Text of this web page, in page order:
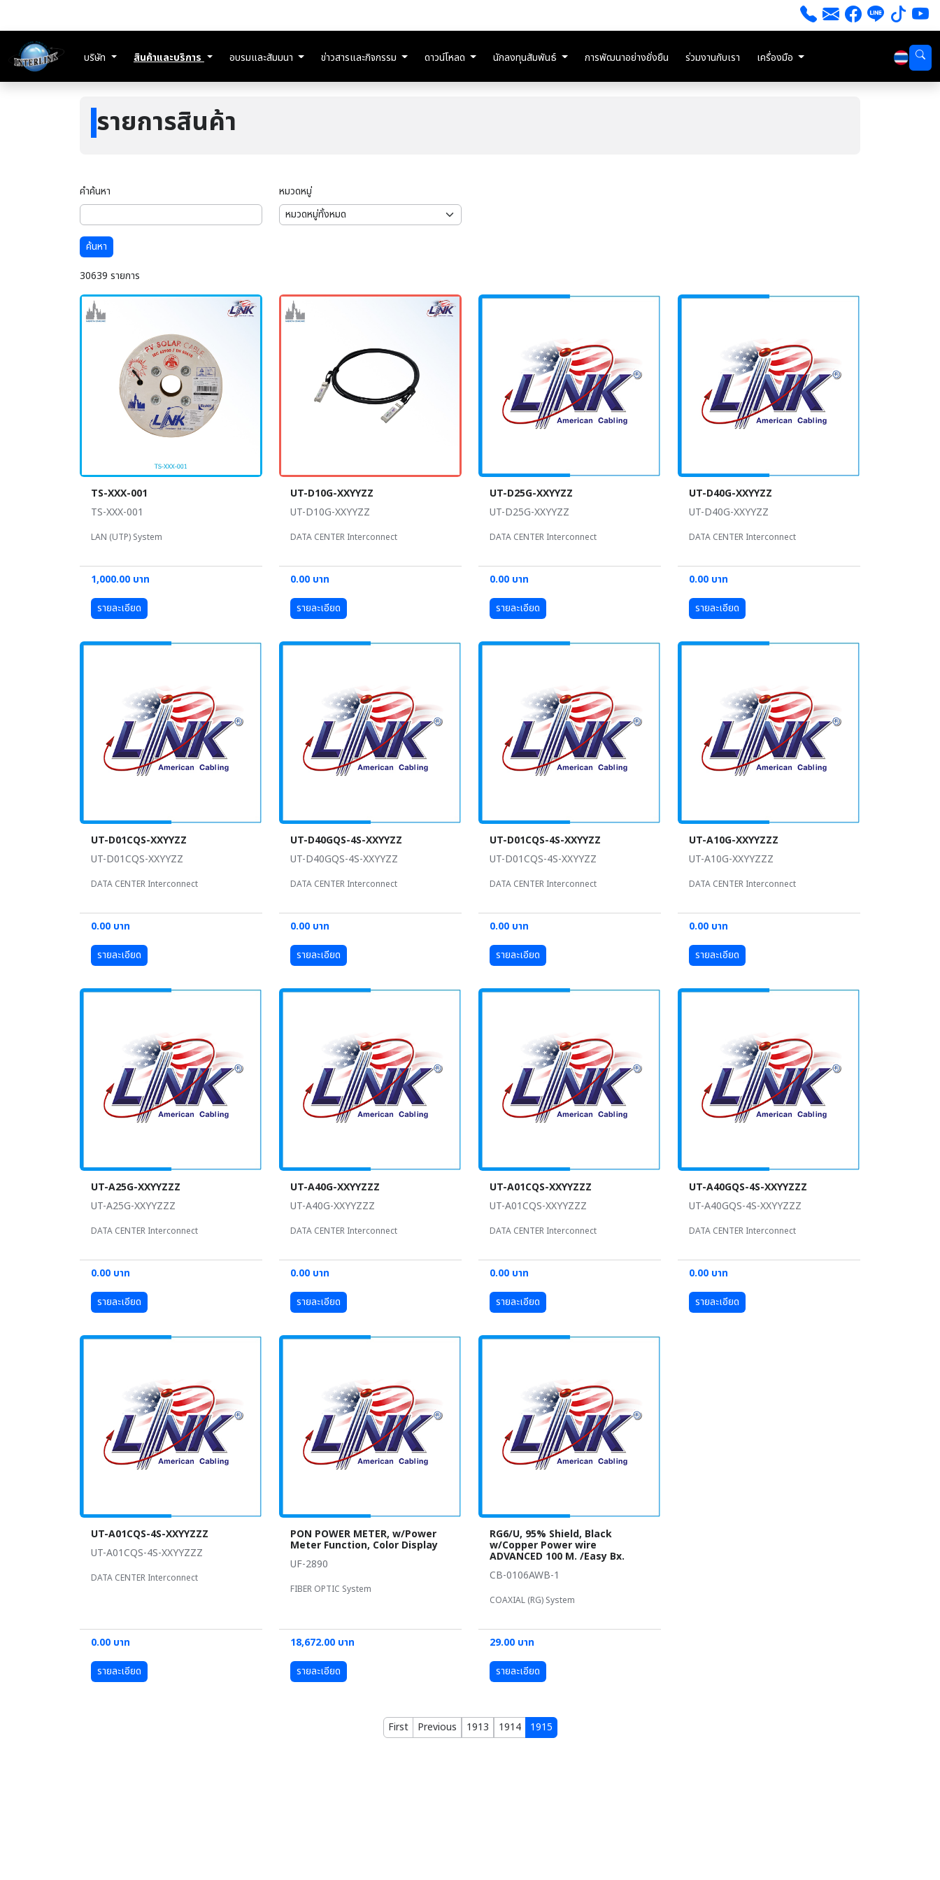
บริษัท สินค้าและบริการ อบรมและสัมมนา ข่าวสารและกิจกรรม ดาวน์โหลด นักลงทุนสัมพันธ์ การพัฒนาอย่างยั่งยืน ร่วมงานกับเรา เครื่องมือ
รายการสินค้า
คำค้นหา หมวดหมู่
ค้นหา
30639 รายการ
TS-XXX-001
TS-XXX-001
LAN (UTP) System
1,000.00 บาท
รายละเอียด
UT-D10G-XXYYZZ
UT-D10G-XXYYZZ
DATA CENTER Interconnect
0.00 บาท
รายละเอียด
UT-D25G-XXYYZZ
UT-D25G-XXYYZZ
DATA CENTER Interconnect
0.00 บาท
รายละเอียด
UT-D40G-XXYYZZ
UT-D40G-XXYYZZ
DATA CENTER Interconnect
0.00 บาท
รายละเอียด
UT-D01CQS-XXYYZZ
UT-D01CQS-XXYYZZ
DATA CENTER Interconnect
0.00 บาท
รายละเอียด
UT-D40GQS-4S-XXYYZZ
UT-D40GQS-4S-XXYYZZ
DATA CENTER Interconnect
0.00 บาท
รายละเอียด
UT-D01CQS-4S-XXYYZZ
UT-D01CQS-4S-XXYYZZ
DATA CENTER Interconnect
0.00 บาท
รายละเอียด
UT-A10G-XXYYZZZ
UT-A10G-XXYYZZZ
DATA CENTER Interconnect
0.00 บาท
รายละเอียด
UT-A25G-XXYYZZZ
UT-A25G-XXYYZZZ
DATA CENTER Interconnect
0.00 บาท
รายละเอียด
UT-A40G-XXYYZZZ
UT-A40G-XXYYZZZ
DATA CENTER Interconnect
0.00 บาท
รายละเอียด
UT-A01CQS-XXYYZZZ
UT-A01CQS-XXYYZZZ
DATA CENTER Interconnect
0.00 บาท
รายละเอียด
UT-A40GQS-4S-XXYYZZZ
UT-A40GQS-4S-XXYYZZZ
DATA CENTER Interconnect
0.00 บาท
รายละเอียด
UT-A01CQS-4S-XXYYZZZ
UT-A01CQS-4S-XXYYZZZ
DATA CENTER Interconnect
0.00 บาท
รายละเอียด
PON POWER METER, w/Power
Meter Function, Color Display
UF-2890
FIBER OPTIC System
18,672.00 บาท
รายละเอียด
RG6/U, 95% Shield, Black
w/Copper Power wire
ADVANCED 100 M. /Easy Bx.
CB-0106AWB-1
COAXIAL (RG) System
29.00 บาท
รายละเอียด
First Previous 1913 1914 1915